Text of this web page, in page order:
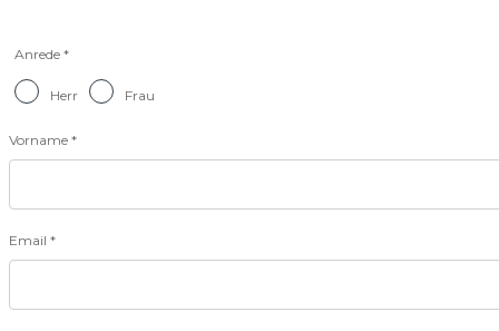
Anrede *
Herr Frau
Vorname *
Email *